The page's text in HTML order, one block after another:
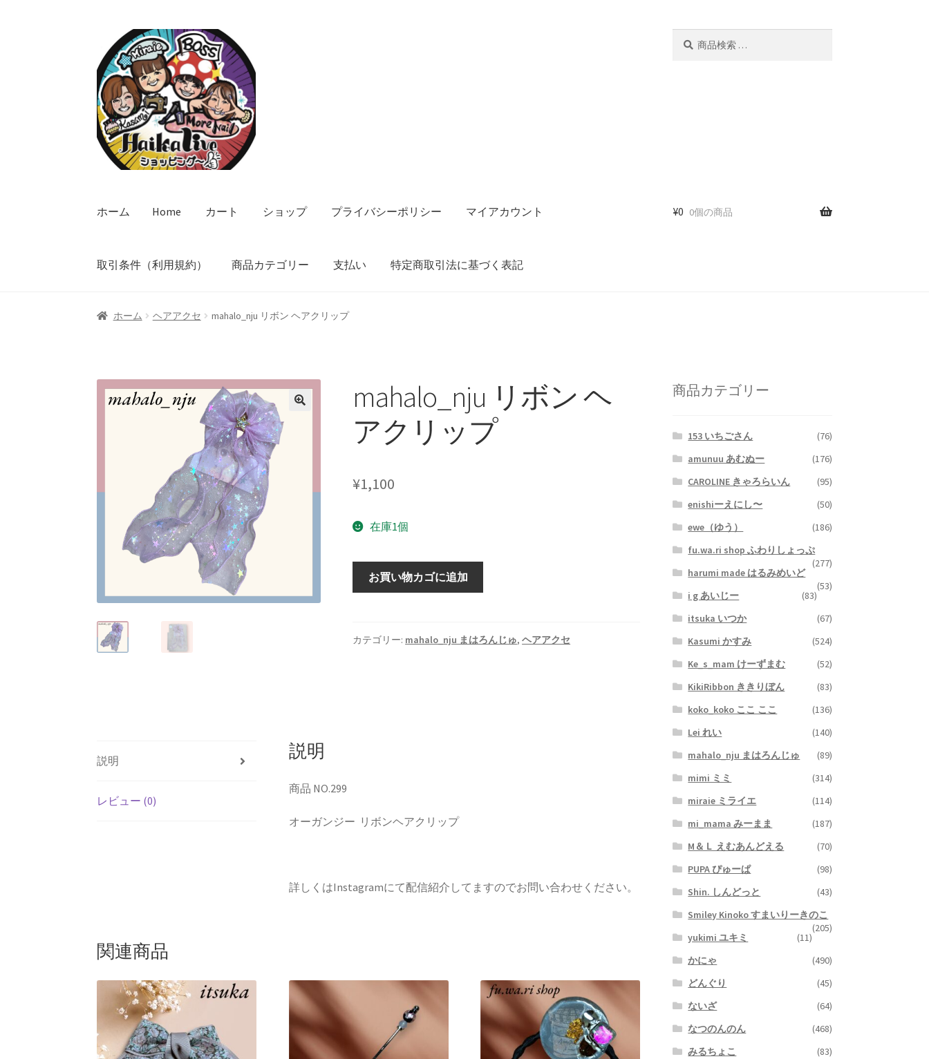
ビ
ゲ
ー
シ
ョ
ン
へ
ッ
ン
テ
ン
ツ
へ
ス
キ
ホーム Home カート ショップ プライバシーポリシー マイアカウント
取引条件（利用規約） 商品カテゴリー 支払い 特定商取引法に基づく表記
ホーム Home カート ショップ プライバシーポリシー
¥0 0個の商品
ホーム ヘアアクセ mahalo_nju リボン ヘアクリップ
mahalo_nju リボン ヘ
アクリップ
¥1,100
在庫1個
mahalo_nju
ヘ
お買い物カゴに追加
カテゴリー: mahalo_nju まはろんじゅ,ヘアアクセ
説明
レビュー (0)
説明
商品 NO.299
オーガンジー リボンヘアクリップ
詳しくはInstagramにて配信紹介してますのでお問い合わせください。
関連商品
商品カテゴリー
153 いちごさん
(76)
amunuu あむぬー
(176)
CAROLINE きゃろらいん
(95)
enishiーえにし〜
(50)
ewe（ゆう）
(186)
fu.wa.ri shop ふわりしょっぷ
(277)
harumi made はるみめいど
(53)
i g あいじー
(83)
itsuka いつか
(67)
Kasumi かすみ
(524)
Ke_s_mam けーずまむ
(52)
KikiRibbon ききりぼん
(83)
koko_koko ここ ここ
(136)
Lei れい
(140)
mahalo_nju まはろんじゅ
(89)
mimi ミミ
(314)
miraie ミライエ
(114)
mi_mama みーまま
(187)
M＆Ｌ えむあんどえる
(70)
PUPA ぴゅーぱ
(98)
Shin. しんどっと
(43)
Smiley Kinoko すまいりーきのこ
(205)
yukimi ユキミ
(11)
かにゃ
(490)
どんぐり
(45)
ないざ
(64)
なつのんのん
(468)
みるちょこ
(83)